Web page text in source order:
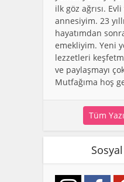
ilk göz ağrısı.
annesiyim. 23
hayatımdan
emekliyim. Yeni
lezzetleri
ve paylaşmayı
Mutfağıma hoş
Tüm